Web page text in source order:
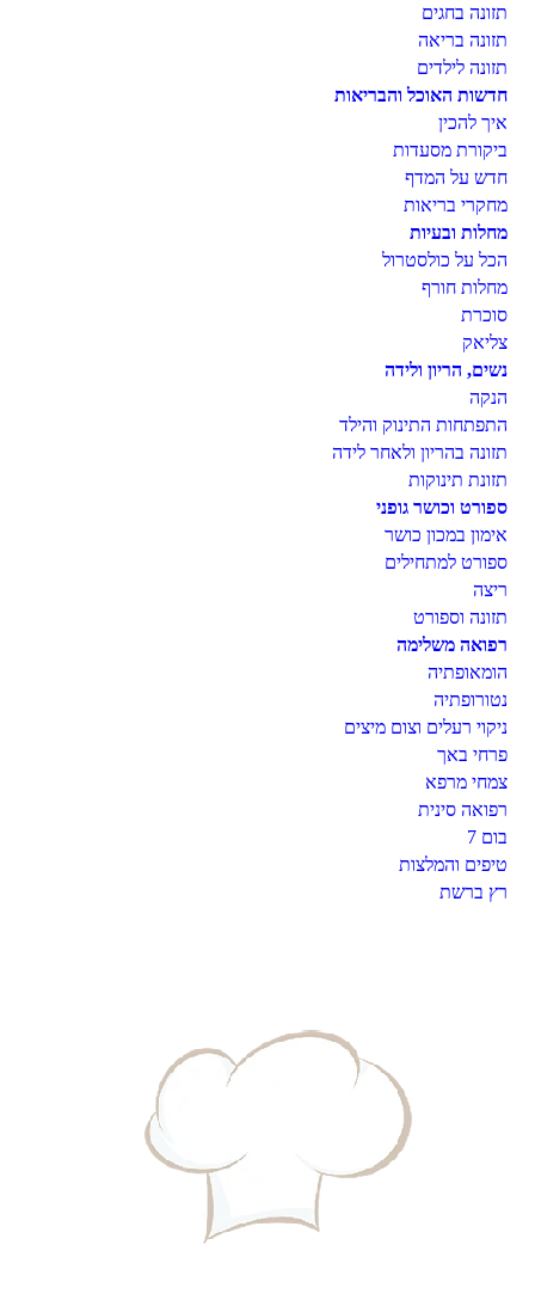
תזונה בחגים
תזונה בריאה
תזונה לילדים
חדשות האוכל והבריאות
איך להכין
ביקורת מסעדות
חדש על המדף
מחקרי בריאות
מחלות ובעיות
הכל על כולסטרול
מחלות חורף
סוכרת
צליאק
נשים, הריון ולידה
הנקה
התפתחות התינוק והילד
תזונה בהריון ולאחר לידה
תזונת תינוקות
ספורט וכושר גופני
אימון במכון כושר
ספורט למתחילים
ריצה
תזונה וספורט
רפואה משלימה
הומאופתיה
נטורופתיה
ניקוי רעלים וצום מיצים
פרחי באך
צמחי מרפא
רפואה סינית
7 בום
טיפים והמלצות
רץ ברשת